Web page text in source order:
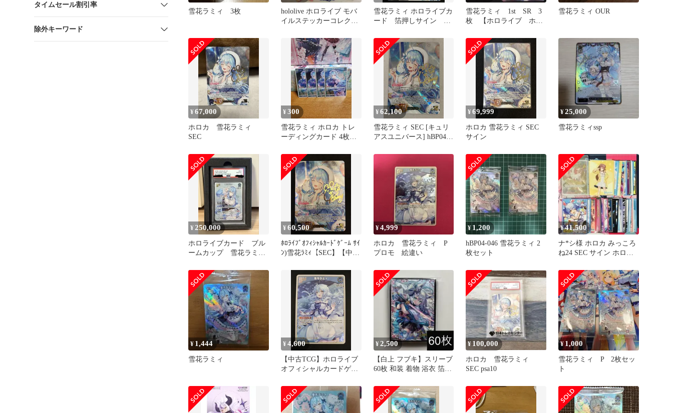
タイムセール割引率
除外キーワード
雪花ラミィ 3枚
hololive ホロライブ モバ
イルステッカーコレクシ
雪花ラミィ ホロライブカ
ード 箔押しサイン
雪花ラミィ 1st SR 3
枚 【ホロライブ ホロ
ア】
雪花ラミィ OUR
¥67,000
ホロカ 雪花ラミィ
SEC
¥300
雪花ラミィ ホロカ トレ
ーディングカード 4枚セ
¥62,100
雪花ラミィ SEC [キュリ
アスユニバース] hBP04-
ードゲーム ホロカ
¥69,999
ホロカ 雪花ラミィ SEC
サイン
¥25,000
雪花ラミィssp
¥ 250,000
ホロライブカード ブル
ームカップ 雪花ラミ
４枚
¥60,500
ﾎﾛﾗｲﾌﾞｵﾌｨｼｬﾙｶｰﾄﾞｹﾞｰﾑ ｻｲ
ﾝ)雪花ﾗﾐｨ【SEC】【中古
¥4,999
ホロカ 雪花ラミィ P
プロモ 絵違い
¥ 1,200
hBP04-046 雪花ラミィ 2
枚セット
¥41,500
ナ*シ様 ホロカ みっころ
ね24 SEC サイン ホロラ
¥ 1,444
雪花ラミィ
¥4,600
【中古TCG】ホロライブ
オフィシャルカードゲー
(hBP04-044)【イラスト違
い】【50-52】
¥2,500
【白上 フブキ】スリーブ
60枚 和装 着物 浴衣 箔押
¥100,000
ホロカ 雪花ラミィ
SEC psa10
¥ 1,000
雪花ラミィ P 2枚セッ
ト